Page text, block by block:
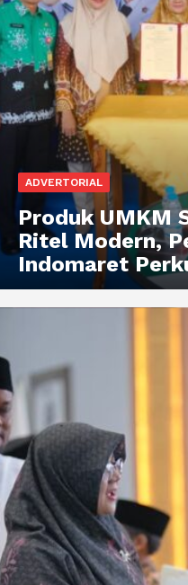
ADVERTORIAL
Produk UMKM
Ritel Modern,
Indomaret